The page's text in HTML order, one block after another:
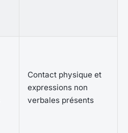
Contact physique et
expressions non
verbales présents